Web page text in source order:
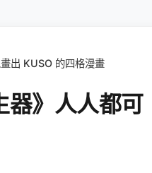
出 KUSO 的四格漫畫
》人人都可